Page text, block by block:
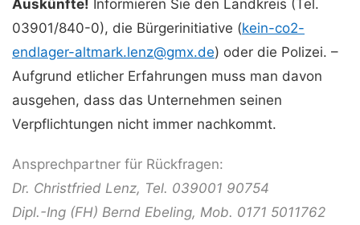
Auskünfte! Informieren Sie den Landkreis (Tel.
03901/840-0), die Bürgerinitiative (kein-co2-
endlager-altmark.lenz@gmx.de) oder die Polizei. –
Aufgrund etlicher Erfahrungen muss man davon
ausgehen, dass das Unternehmen seinen
Verpflichtungen nicht immer nachkommt.
Ansprechpartner für Rückfragen:
Dr. Christfried Lenz, Tel. 039001 90754
Dipl.-Ing (FH) Bernd Ebeling, Mob. 0171 5011762